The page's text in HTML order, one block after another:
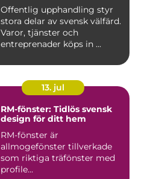
Offentlig upphandling styr
stora delar av svensk välfärd.
Varor, tjänster och
entreprenader köps in ...
13. jul
RM-fönster: Tidlös svensk
design för ditt hem
RM-fönster är
allmogefönster tillverkade
som riktiga träfönster med
profile...